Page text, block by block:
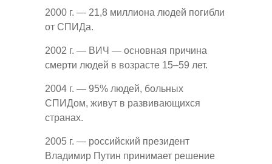
2000 г. — 21,8 миллиона людей погибли
от СПИДа.
2002 г. — ВИЧ — основная причина
смерти людей в возрасте 15–59 лет.
2004 г. — 95% людей, больных
СПИДом, живут в развивающихся
странах.
2005 г. — российский президент
Владимир Путин принимает решение